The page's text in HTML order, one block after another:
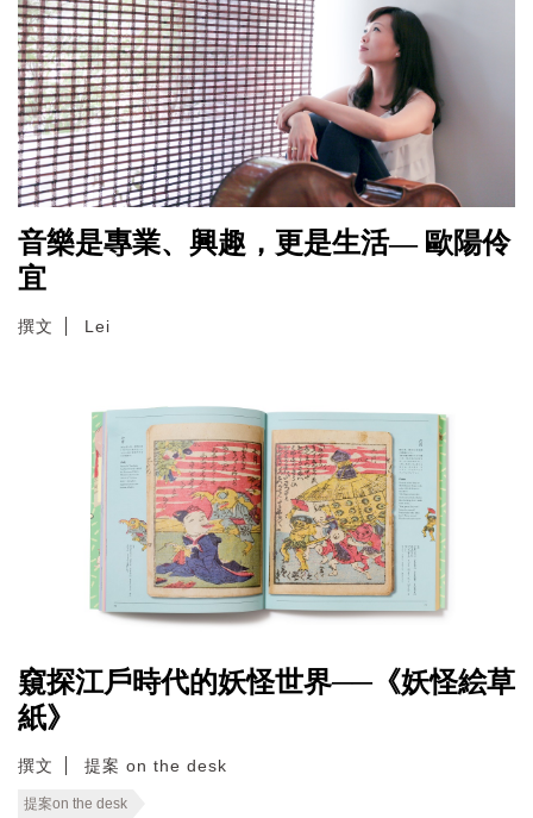
音樂是專業、興趣，更是生活— 歐陽伶
宜
撰文 Lei
窺探江戶時代的妖怪世界──《妖怪絵草
紙》
撰文 提案 on the desk
提案on the desk